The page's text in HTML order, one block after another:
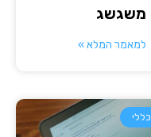
משגשג
למאמר המלא »
כללי